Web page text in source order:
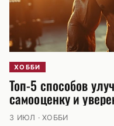
ХОББИ
Топ-5 способов
самооценку и
3 ИЮЛ · ХОББИ